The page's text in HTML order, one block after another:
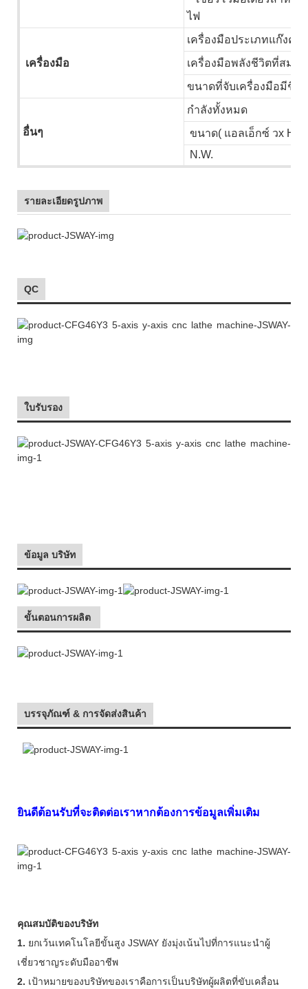
ไฟ
เครื่องมือ
เครื่องมือประเภทแก๊งค์
เครื่องมือพลังชีวิตที่สมบู
ขนาดที่จับเครื่องมือมีชีวิต
อื่นๆ
กำลังทั้งหมด
ขนาด( แอลเอ็กซ์ วx H )
N.W.
รายละเอียดรูปภาพ
QC
ใบรับรอง
ข้อมูล บริษัท
ขั้นตอนการผลิต
บรรจุภัณฑ์ & การจัดส่งสินค้า
ยินดีต้อนรับที่จะติดต่อเราหากต้องการข้อมูลเพิ่มเติม
คุณสมบัติของบริษัท
1. ยกเว้นเทคโนโลยีขั้นสูง JSWAY ยังมุ่งเน้นไปที่การแนะนำผู้
เชี่ยวชาญระดับมืออาชีพ
2. เป้าหมายของบริษัทของเราคือการเป็นบริษัทผู้ผลิตที่ขับเคลื่อน